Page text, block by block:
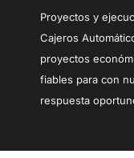
Proyectos y
Cajeros
proyectos
fiables para con
respuesta